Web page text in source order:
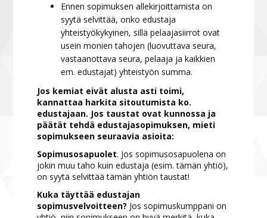
Ennen sopimuksen allekirjoittamista on
syytä selvittää, onko edustaja
yhteistyökykyinen, sillä pelaajasiirrot ovat
usein monien tahojen (luovuttava seura,
vastaanottava seura, pelaaja ja kaikkien
em. edustajat) yhteistyön summa.
Jos kemiat eivät alusta asti toimi,
kannattaa harkita sitoutumista ko.
edustajaan. Jos taustat ovat kunnossa ja
päätät tehdä edustajasopimuksen, mieti
sopimukseen seuraavia asioita:
Sopimusosapuolet. Jos sopimusosapuolena on
jokin muu taho kuin edustaja (esim. tämän yhtiö),
on syytä selvittää tämän yhtiön taustat!
Kuka täyttää edustajan
sopimusvelvoitteen? Jos sopimuskumppani on